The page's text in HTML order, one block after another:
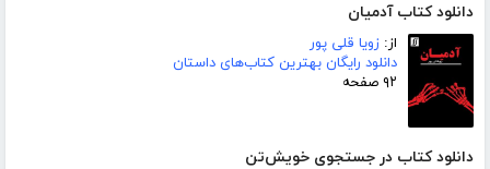
دانلود کتاب آدمیان
از: زویا قلی پور
دانلود رایگان بهترین کتاب‌های داستان
۹۲ صفحه
دانلود کتاب در جستجوی خویش‌تن